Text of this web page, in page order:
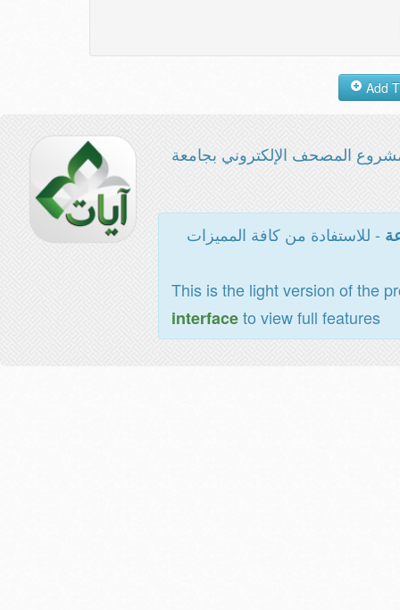
المصحف الإلكتروني بجامعة
- للاستفادة من كافة المميزات
This is the light version of the
interfaceto view full features